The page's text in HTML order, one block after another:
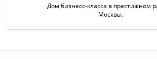
Дом бизнесс-класса в престижном
Москвы.